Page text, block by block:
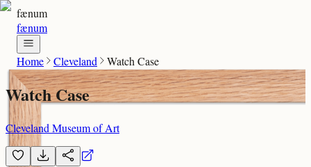
fænum
fænum
Home Cleveland Watch Case
Watch Case
Cleveland Museum of Art